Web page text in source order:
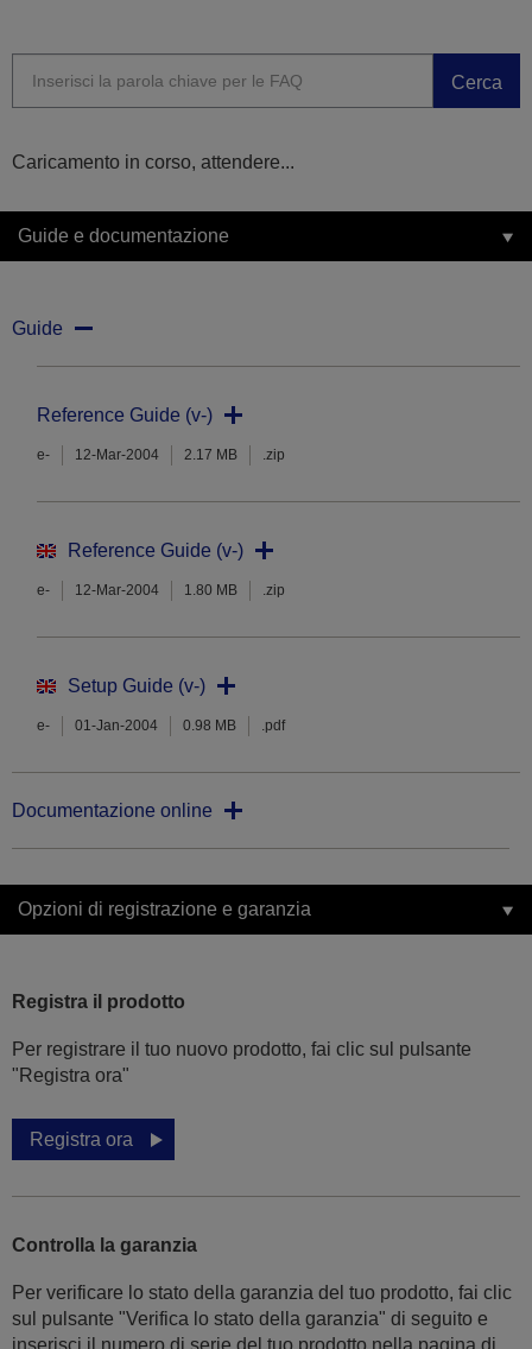
Cerca
Caricamento in corso, attendere...
Guide e documentazione
Guide
Reference Guide (v-)
e- 12-Mar-2004 2.17 MB .zip
Reference Guide (v-)
e- 12-Mar-2004 1.80 MB .zip
Setup Guide (v-)
e- 01-Jan-2004 0.98 MB .pdf
Documentazione online
Opzioni di registrazione e garanzia
Registra il prodotto
Per registrare il tuo nuovo prodotto, fai clic sul pulsante
"Registra ora"
Registra ora
Controlla la garanzia
Per verificare lo stato della garanzia del tuo prodotto, fai clic
sul pulsante "Verifica lo stato della garanzia" di seguito e